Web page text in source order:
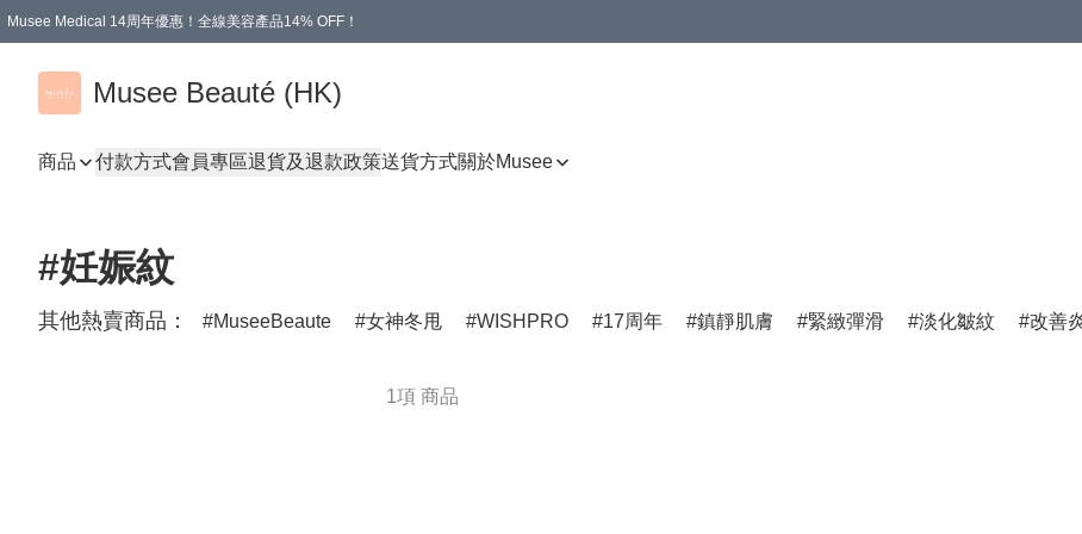
Musee Medical 14周年優惠！全線美容產品14% OFF！
Musee Beauté (HK)
商品 付款方式會員專區退貨及退款政策送貨方式關於Musee
#妊娠紋
其他熱賣商品： MuseeBeaute 女神冬甩 WISHPRO 17周年 鎮靜肌膚 緊緻彈滑 淡化皺紋 改善
1項 商品